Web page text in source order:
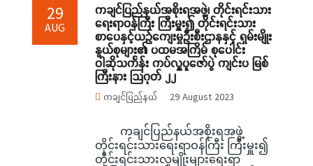
29
AUG
ကချင်ပြည်နယ်အစိုးရအဖွဲ့၊ တိုင်းရင်းသား
ရေးရာဝန်ကြီး ကြီးမှူး၍ တိုင်းရင်းသား
စာပေနှင့်ယဉ်ကျေးမှုဦးစီးဌာနနှင့် ရှမ်းမျိုး
နွယ်စုများ၏ ပထမအကြိမ် စုပေါင်း
ဝါဆိုသင်္ကန်း ကပ်လှူပူဇော်ပွဲ ကျင်းပ မြစ်
ကြီးနား သြဂုတ် ၂၂
ကချင်ပြည်နယ် 29 August 2023
ကချင်ပြည်နယ်အစိုးရအဖွဲ့
တိုင်းရင်းသားရေးရာဝန်ကြီး ကြီးမှူး၍
တိုင်းရင်းသားလူမျိုးများရေးရာ